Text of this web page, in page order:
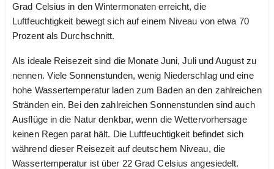
Grad Celsius in den Wintermonaten erreicht, die
Luftfeuchtigkeit bewegt sich auf einem Niveau von etwa 70
Prozent als Durchschnitt.
Als ideale Reisezeit sind die Monate Juni, Juli und August zu
nennen. Viele Sonnenstunden, wenig Niederschlag und eine
hohe Wassertemperatur laden zum Baden an den zahlreichen
Stränden ein. Bei den zahlreichen Sonnenstunden sind auch
Ausflüge in die Natur denkbar, wenn die Wettervorhersage
keinen Regen parat hält. Die Luftfeuchtigkeit befindet sich
während dieser Reisezeit auf deutschem Niveau, die
Wassertemperatur ist über 22 Grad Celsius angesiedelt.